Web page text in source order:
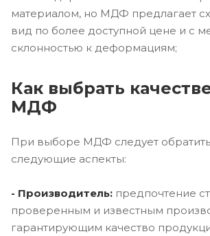
материалом, но МДФ предлагает
вид по более доступной цене и с
склонностью к деформациям;
Как выбрать
МДФ
При выборе МДФ следует
следующие аспекты:
- Производитель: предпочтение
проверенным и известным
гарантирующим качество